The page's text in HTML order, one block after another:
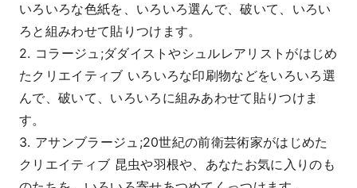
いろいろな色紙を、いろいろ選んで、破いて、いろい
ろと組みわせて貼りつけます。
2. コラージュ;ダダイストやシュルレアリストがはじめ
たクリエイティブ いろいろな印刷物などをいろいろ選
んで、破いて、いろいろに組みあわせて貼りつけま
す。
3. アサンブラージュ;20世紀の前衛芸術家がはじめた
クリエイティブ 昆虫や羽根や、あなたお気に入りのも